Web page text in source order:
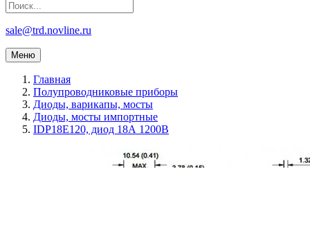
sale@trd.novline.ru
Меню
Главная
Полупроводниковые приборы
Диоды, варикапы, мосты
Диоды, мосты импортные
IDP18E120, диод 18А 1200В